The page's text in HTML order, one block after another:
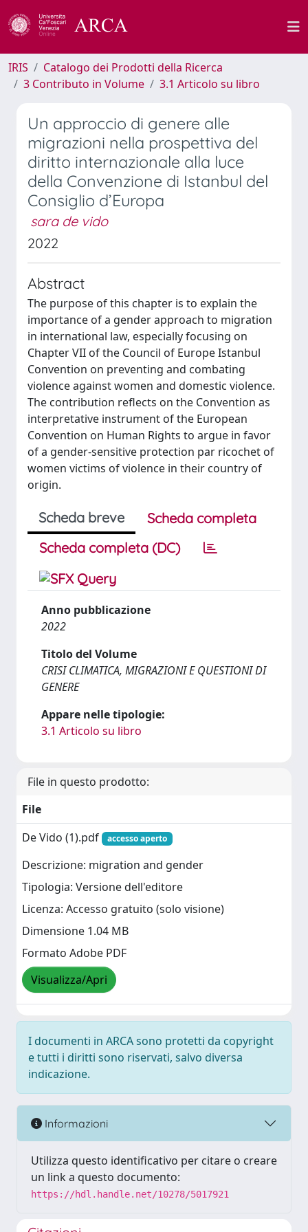
IRIS
Catalogo dei Prodotti della Ricerca
3 Contributo in Volume
3.1 Articolo su libro
Un approccio di genere alle
migrazioni nella prospettiva del
diritto internazionale alla luce
della Convenzione di Istanbul del
Consiglio d’Europa
sara de vido
2022
Abstract
The purpose of this chapter is to explain the
importance of a gender approach to migration
in international law, especially focusing on
Chapter VII of the Council of Europe Istanbul
Convention on preventing and combating
violence against women and domestic violence.
The contribution reflects on the Convention as
interpretative instrument of the European
Convention on Human Rights to argue in favor
of a gender-sensitive protection par ricochet of
women victims of violence in their country of
origin.
Scheda breve
Scheda completa
Scheda completa (DC)
Anno pubblicazione
2022
Titolo del Volume
CRISI CLIMATICA, MIGRAZIONI E QUESTIONI DI
GENERE
Appare nelle tipologie:
3.1 Articolo su libro
File in questo prodotto:
File
De Vido (1).pdf
accesso aperto
Descrizione: migration and gender
Tipologia: Versione dell'editore
Licenza: Accesso gratuito (solo visione)
Dimensione 1.04 MB
Formato Adobe PDF
Visualizza/Apri
I documenti in ARCA sono protetti da copyright
e tutti i diritti sono riservati, salvo diversa
indicazione.
Informazioni
Utilizza questo identificativo per citare o creare
un link a questo documento:
https://hdl.handle.net/10278/5017921